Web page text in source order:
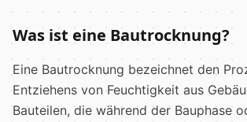
Was ist eine Bautrocknung?
Eine Bautrocknung bezeichnet den
Entziehens von Feuchtigkeit aus
Bauteilen, die während der Bauphase